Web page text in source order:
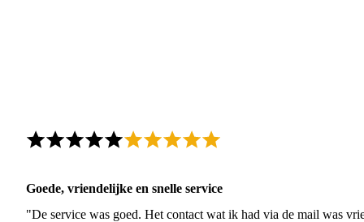
Goede, vriendelijke en snelle service
"De service was goed. Het contact wat ik had via de mail was